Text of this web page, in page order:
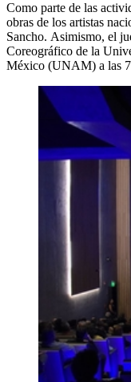
Como parte de las
obras de los artistas
Sancho. Asimismo, el
Coreográfico de la
México (UNAM) a las